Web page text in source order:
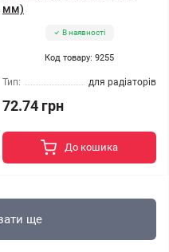
мм)
В наявності
Код товару: 9255
Тип: для радіаторів
72.74 грн
До кошика
ще